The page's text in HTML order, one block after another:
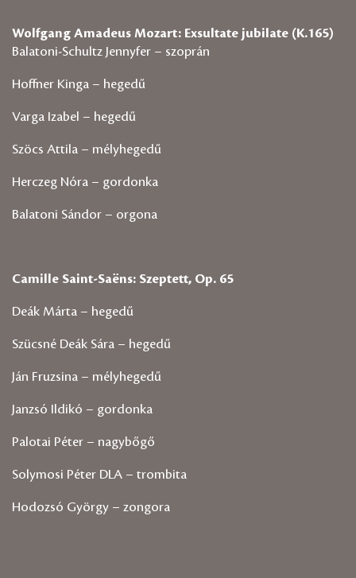
Wolfgang Amadeus Mozart: Exsultate jubilate (K.165)
Balatoni-Schultz Jennyfer – szoprán
Hoffner Kinga – hegedű
Varga Izabel – hegedű
Szöcs Attila – mélyhegedű
Herczeg Nóra – gordonka
Balatoni Sándor – orgona
Camille Saint-Saëns: Szeptett, Op. 65
Deák Márta – hegedű
Szücsné Deák Sára – hegedű
Ján Fruzsina – mélyhegedű
Janzsó Ildikó – gordonka
Palotai Péter – nagybőgő
Solymosi Péter DLA – trombita
Hodozsó György – zongora